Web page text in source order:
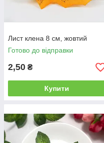
Лист клена 8 см, жовтий
Готово до відправки
2,50 ₴
Купити